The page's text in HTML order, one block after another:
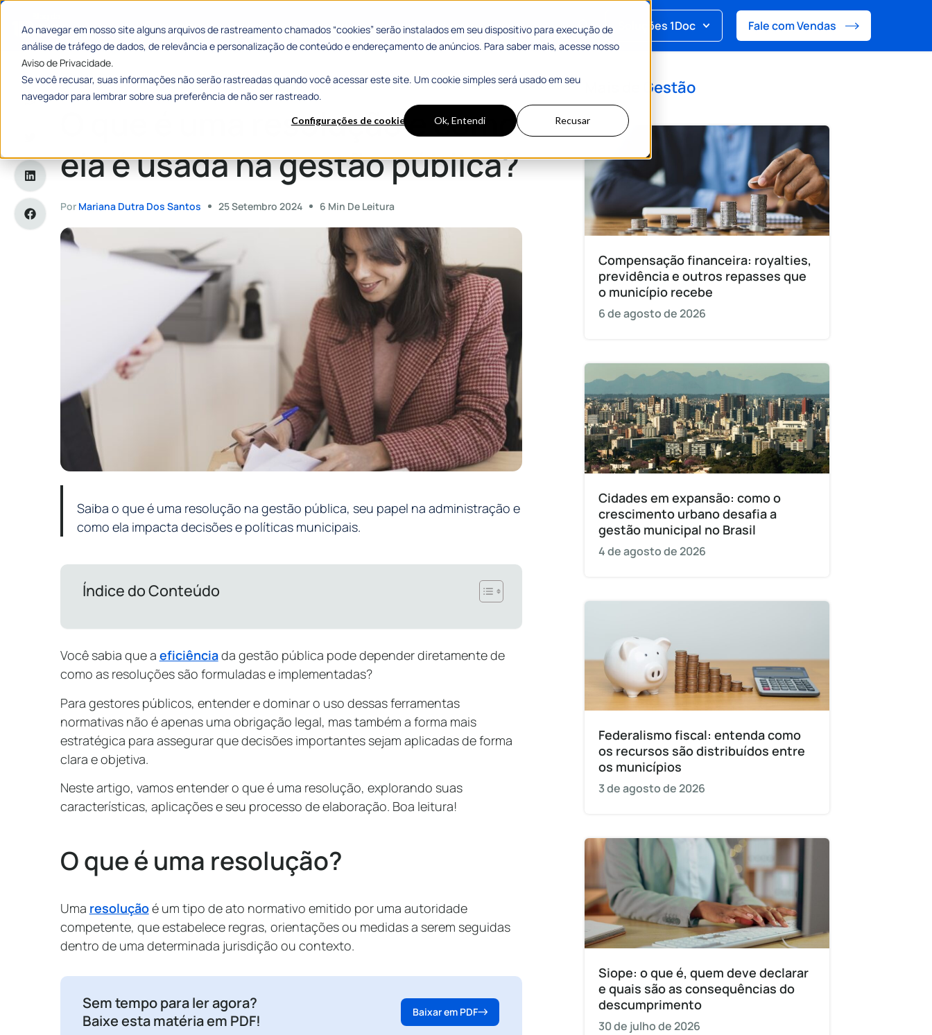
Ao navegar em nosso site alguns arquivos de rastreamento chamados “cookies” serão instalados em seu dispositivo para execução de
análise de tráfego de dados, de relevância e personalização de conteúdo e endereçamento de anúncios. Para saber mais, acesse nosso
Aviso de Privacidade.
Se você recusar, suas informações não serão rastreadas quando você acessar este site. Um cookie simples será usado em seu
navegador para lembrar sobre sua preferência de não ser rastreado.
Configurações de cookies Ok, Entendi Recusar
Categorias Histórias de Sucesso Materiais Gratuitos Soluções 1Doc Fale com Vendas
Home»O que é uma resolução e como ela é usada na gestão pública?
O que é uma resolução e como
ela é usada na gestão pública?
Por Mariana Dutra Dos Santos 25 Setembro 2024 6 Min De Leitura
Saiba o que é uma resolução na gestão pública, seu papel na administração e
como ela impacta decisões e políticas municipais.
Índice do Conteúdo
Você sabia que a eficiênciada gestão pública pode depender diretamente de
como as resoluções são formuladas e implementadas?
Para gestores públicos, entender e dominar o uso dessas ferramentas
normativas não é apenas uma obrigação legal, mas também a forma mais
estratégica para assegurar que decisões importantes sejam aplicadas de forma
clara e objetiva.
Neste artigo, vamos entender o que é uma resolução, explorando suas
características, aplicações e seu processo de elaboração. Boa leitura!
O que é uma resolução?
Uma resoluçãoé um tipo de ato normativo emitido por uma autoridade
competente, que estabelece regras, orientações ou medidas a serem seguidas
dentro de uma determinada jurisdição ou contexto.
Sem tempo para ler agora?
Baixe esta matéria em PDF!
Baixar em PDF
Gestão
Compensação financeira: royalties,
previdência e outros repasses que
o município recebe
6 de agosto de 2026
Cidades em expansão: como o
crescimento urbano desafia a
gestão municipal no Brasil
4 de agosto de 2026
Federalismo fiscal: entenda como
os recursos são distribuídos entre
os municípios
3 de agosto de 2026
Siope: o que é, quem deve declarar
e quais são as consequências do
descumprimento
30 de julho de 2026